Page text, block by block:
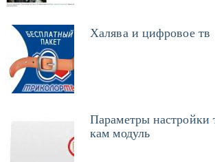
Халява и цифровое тв
Параметры настройки
кам модуль